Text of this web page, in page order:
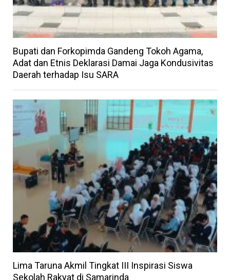
Bupati dan Forkopimda Gandeng Tokoh Agama,
Adat dan Etnis Deklarasi Damai Jaga Kondusivitas
Daerah terhadap Isu SARA
Lima Taruna Akmil Tingkat III Inspirasi Siswa
Sekolah Rakyat di Samarinda